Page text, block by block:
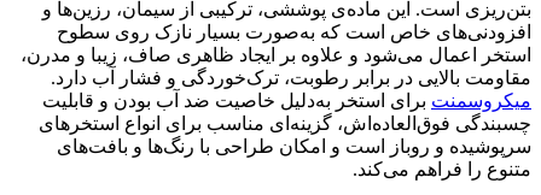
بتن‌ریزی است. این ماده‌ی پوششی، ترکیبی از سیمان، رزین‌ها و
افزودنی‌های خاص است که به‌صورت بسیار نازک روی سطوح
استخر اعمال می‌شود و علاوه بر ایجاد ظاهری صاف، زیبا و مدرن،
مقاومت بالایی در برابر رطوبت، ترک‌خوردگی و فشار آب دارد.
میکروسمنت برای استخر به‌دلیل خاصیت ضد آب بودن و قابلیت
چسبندگی فوق‌العاده‌اش، گزینه‌ای مناسب برای انواع استخرهای
سرپوشیده و روباز است و امکان طراحی با رنگ‌ها و بافت‌های
متنوع را فراهم می‌کند.